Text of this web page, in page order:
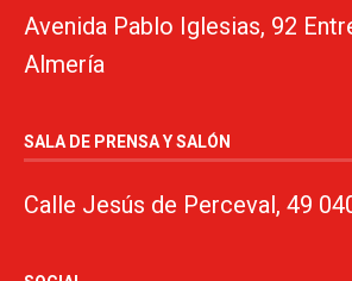
Avenida Pablo Iglesias, 92
Almería
SALA DE PRENSA Y SALÓN
Calle Jesús de Perceval, 49